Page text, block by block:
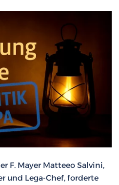
F. Mayer Matteeo Salvini,
und Lega-Chef, forderte